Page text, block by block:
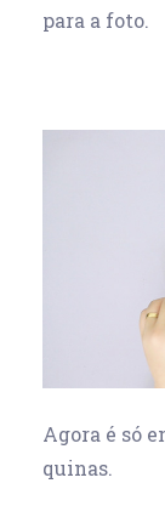
para a foto.
Agora é só
quinas.